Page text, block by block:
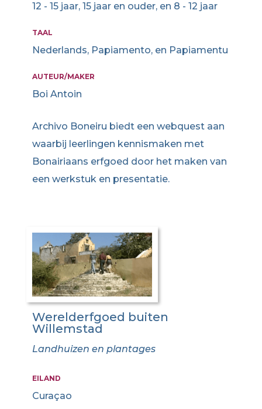
12 - 15 jaar, 15 jaar en ouder, en 8 - 12 jaar
TAAL
Nederlands, Papiamento, en Papiamentu
AUTEUR/MAKER
Boi Antoin
Archivo Boneiru biedt een webquest aan
waarbij leerlingen kennismaken met
Bonairiaans erfgoed door het maken van
een werkstuk en presentatie.
Werelderfgoed buiten
Willemstad
Landhuizen en plantages
EILAND
Curaçao